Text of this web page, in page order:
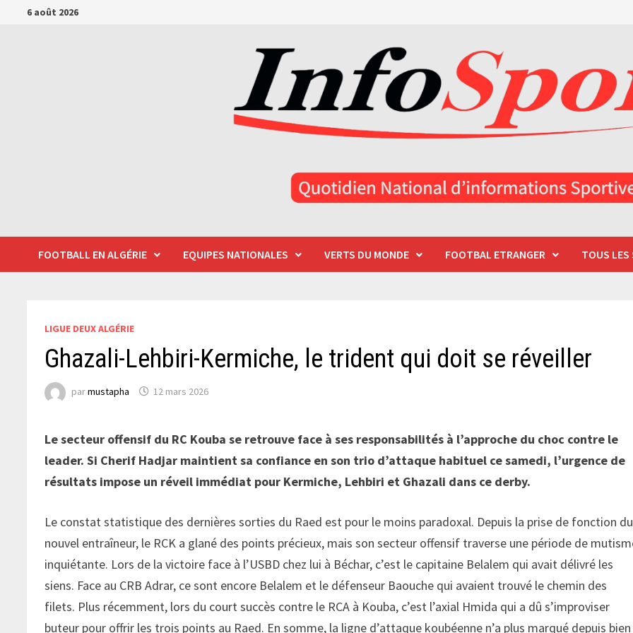
Passer6 août 2026
FOOTBALL EN ALGÉRIE EQUIPES NATIONALES VERTS DU MONDE FOOTBAL ETRANGER TOUS LES
LIGUE DEUX ALGÉRIE
Ghazali-Lehbiri-Kermiche, le trident qui doit se réveiller
parmustapha 12 mars 2026
Le secteur offensif du RC Kouba se retrouve face à ses responsabilités à l’approche du choc contre le
leader. Si Cherif Hadjar maintient sa confiance en son trio d’attaque habituel ce samedi, l’urgence de
résultats impose un réveil immédiat pour Kermiche, Lehbiri et Ghazali dans ce derby.
Le constat statistique des dernières sorties du Raed est pour le moins paradoxal. Depuis la prise de fonction du
nouvel entraîneur, le RCK a glané des points précieux, mais son secteur offensif traverse une période de
inquiétante. Lors de la victoire face à l’USBD chez lui à Béchar, c’est le capitaine Belalem qui avait délivré les
siens. Face au CRB Adrar, ce sont encore Belalem et le défenseur Baouche qui avaient trouvé le chemin des
filets. Plus récemment, lors du court succès contre le RCA à Kouba, c’est l’axial Hmida qui a dû s’improviser
buteur pour offrir les trois points au Raed. En somme, la ligne d’attaque koubéenne n’a plus marqué depuis bien